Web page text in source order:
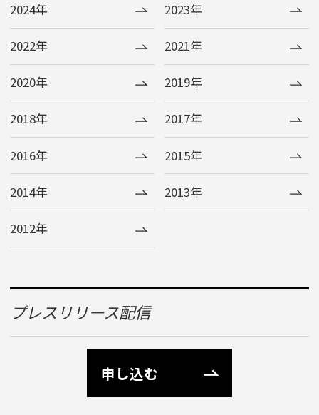
2024年 2023年
2022年 2021年
2020年 2019年
2018年 2017年
2016年 2015年
2014年 2013年
2012年
プレスリリース配信
申し込む